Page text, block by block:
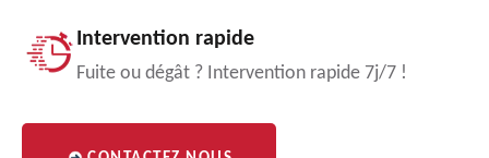
Intervention rapide
Fuite ou dégât ? Intervention rapide 7j/7 !